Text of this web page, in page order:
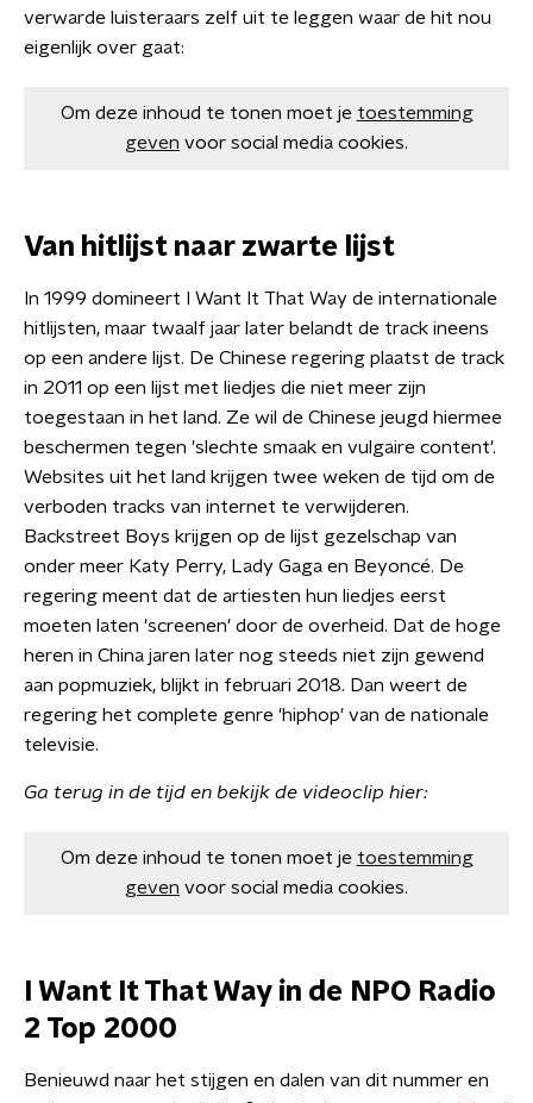
verwarde luisteraars zelf uit te leggen waar de hit nou
eigenlijk over gaat:
Om deze inhoud te tonen moet je toestemming
geven voor social media cookies.
Van hitlijst naar zwarte lijst
In 1999 domineert I Want It That Way de internationale
hitlijsten, maar twaalf jaar later belandt de track ineens
op een andere lijst. De Chinese regering plaatst de track
in 2011 op een lijst met liedjes die niet meer zijn
toegestaan in het land. Ze wil de Chinese jeugd hiermee
beschermen tegen 'slechte smaak en vulgaire content'.
Websites uit het land krijgen twee weken de tijd om de
verboden tracks van internet te verwijderen.
Backstreet Boys krijgen op de lijst gezelschap van
onder meer Katy Perry, Lady Gaga en Beyoncé. De
regering meent dat de artiesten hun liedjes eerst
moeten laten 'screenen' door de overheid. Dat de hoge
heren in China jaren later nog steeds niet zijn gewend
aan popmuziek, blijkt in februari 2018. Dan weert de
regering het complete genre 'hiphop' van de nationale
televisie.
Ga terug in de tijd en bekijk de videoclip hier:
Om deze inhoud te tonen moet je toestemming
geven voor social media cookies.
I Want It That Way in de NPO Radio
2 Top 2000
Benieuwd naar het stijgen en dalen van dit nummer en